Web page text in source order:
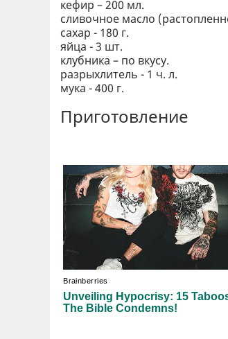
кефир – 200 мл.
сливочное масло
сахар - 180 г.
яйца - 3 шт.
клубника – по вкусу.
разрыхлитель - 1 ч. л.
мука - 400 г.
Приготовление